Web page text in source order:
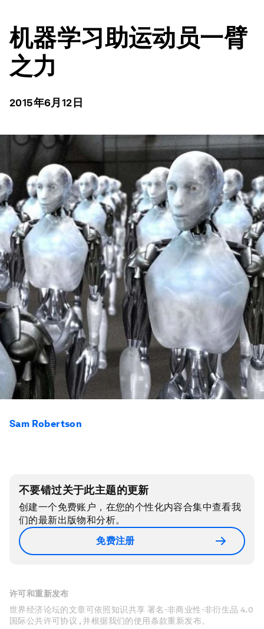
机器学习助运动员一臂
之力
2015年6月12日
Sam Robertson
不要错过关于此主题的更新
创建一个免费账户，在您的个性化内容合集中查看我
们的最新出版物和分析。
免费注册
许可和重新发布
世界经济论坛的文章可依照知识共享 署名-非商业性-非衍生品 4.0
国际公共许可协议 , 并根据我们的使用条款重新发布。